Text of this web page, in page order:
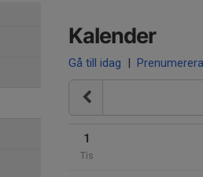
Kalender
Gå till idag | Prenumerera
1
Tis